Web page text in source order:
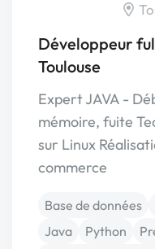
Développeur
Toulouse
Expert JAVA -
mémoire, fuite
sur Linux
commerce
Base de données
Java
Python